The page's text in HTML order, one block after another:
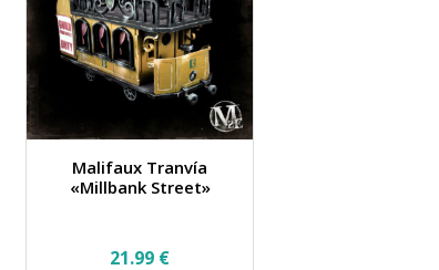
Malifaux Tranvía
«Millbank Street»
21.99 €